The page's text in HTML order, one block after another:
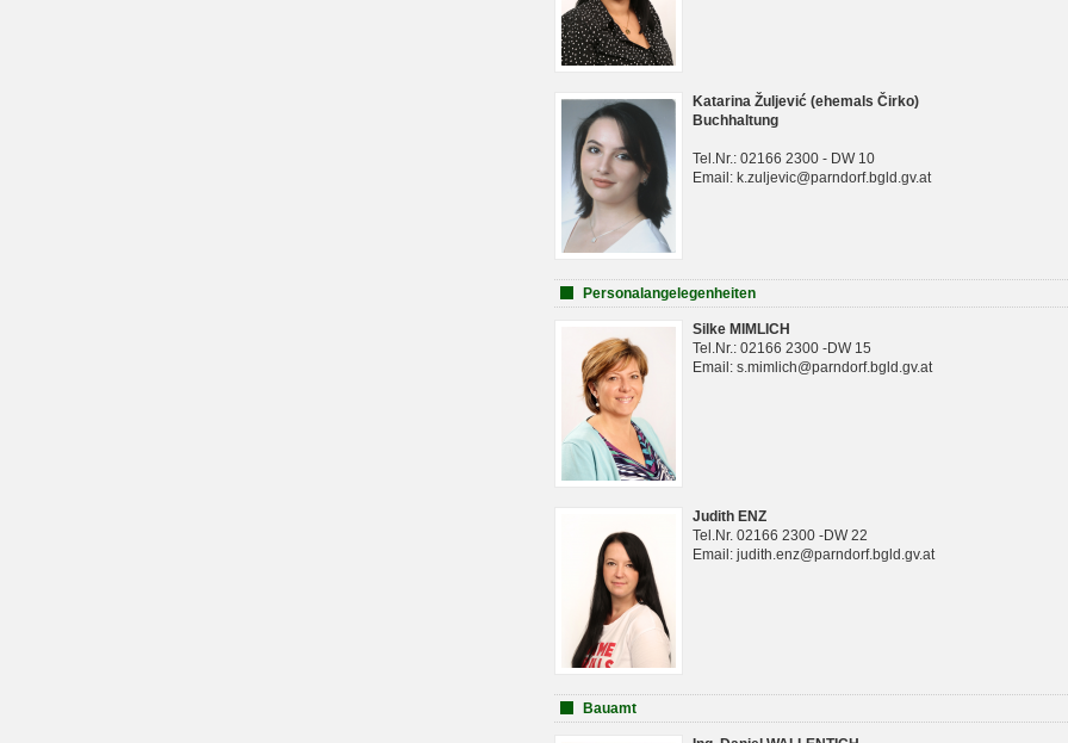
Katarina Žuljević (ehemals Čirko)
Buchhaltung
Tel.Nr.: 02166 2300 - DW 10
Email: k.zuljevic@parndorf.bgld.gv.at
Personalangelegenheiten
Silke MIMLICH
Tel.Nr.: 02166 2300 -DW 15
Email: s.mimlich@parndorf.bgld.gv.at
Judith ENZ
Tel.Nr. 02166 2300 -DW 22
Email: judith.enz@parndorf.bgld.gv.at
Bauamt